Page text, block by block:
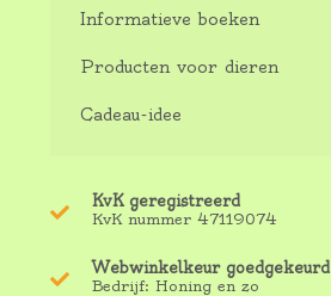
Informatieve boeken
Producten voor dieren
Cadeau-idee
KvK geregistreerd
KvK nummer 47119074
Webwinkelkeur goedgekeurd
Bedrijf: Honing en zo